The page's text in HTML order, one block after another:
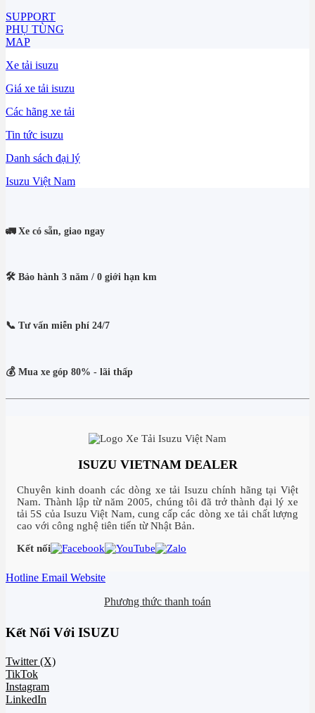
SUPPORT
PHỤ TÙNG
MAP
Xe tải isuzu
Giá xe tải isuzu
Các hãng xe tải
Tin tức isuzu
Danh sách đại lý
Isuzu Việt Nam
🚛 Xe có sẵn, giao ngay
🛠️ Bảo hành 3 năm / 0 giới hạn km
📞 Tư vấn miễn phí 24/7
💰 Mua xe góp 80% - lãi thấp
ISUZU VIETNAM DEALER
Chuyên kinh doanh các dòng xe tải Isuzu chính hãng tại Việt
Nam. Thành lập từ năm 2005, chúng tôi đã trở thành đại lý xe
tải 5S của Isuzu Việt Nam, cung cấp các dòng xe tải chất lượng
cao với công nghệ tiên tiến từ Nhật Bản.
Kết nối
Hotline Email Website
Phương thức thanh toán
Kết Nối Với ISUZU
Twitter (X)
TikTok
Instagram
LinkedIn